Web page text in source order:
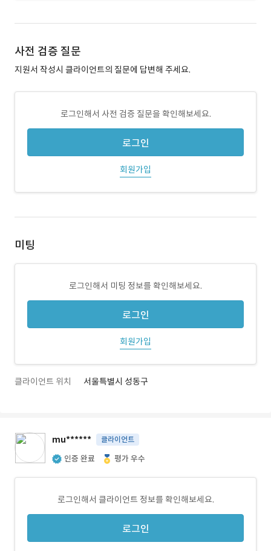
사전 검증 질문
지원서 작성시 클라이언트의 질문에 답변해 주세요.
로그인해서 사전 검증 질문을 확인해보세요.
로그인
회원가입
미팅
로그인해서 미팅 정보를 확인해보세요.
로그인
회원가입
클라이언트 위치 서울특별시 성동구
mu****** 클라이언트
인증 완료 평가 우수
로그인해서 클라이언트 정보를 확인해보세요.
로그인